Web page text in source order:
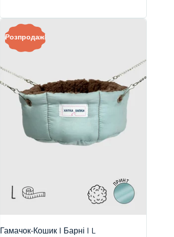
Розпродаж!
Гамачок-Кошик | Барні | L